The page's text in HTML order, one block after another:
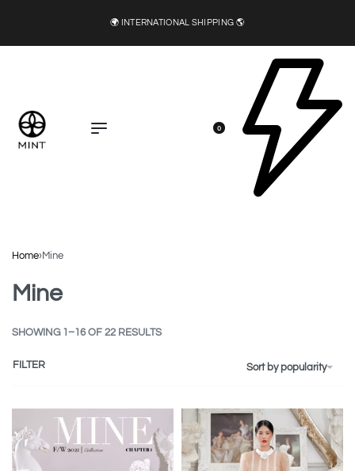
🍂 DIRECT INSTAGRAM AND FACEBOOK FOR MORE DETAIL
0
Home›Mine
Mine
SHOWING 1–16 OF 22 RESULTS
Sort by popularity
FILTER